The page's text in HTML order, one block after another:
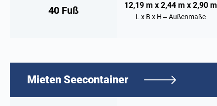
40 Fuß 12,19 m x 2,44 m x 2,90 m
L x B x H – Außenmaße
Mieten Seecontainer